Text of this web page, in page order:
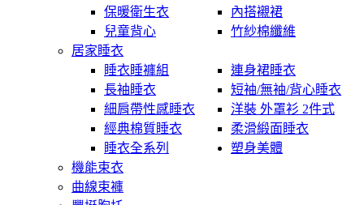
保暖衛生衣
內搭襯裙
兒童背心
竹紗棉纖維
居家睡衣
睡衣睡褲組
連身裙睡衣
長袖睡衣
短袖/無袖/背心睡衣
細肩帶性感睡衣
洋裝 外罩衫 2件式
經典棉質睡衣
柔滑緞面睡衣
睡衣全系列
塑身美體
機能束衣
曲線束褲